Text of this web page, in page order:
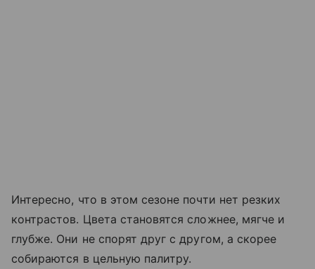
Интересно, что в этом сезоне почти нет резких
контрастов. Цвета становятся сложнее, мягче и
глубже. Они не спорят друг с другом, а скорее
собираются в цельную палитру.